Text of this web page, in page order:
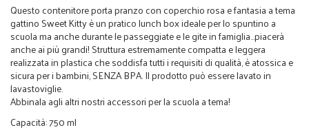
Questo contenitore porta pranzo con coperchio rosa e fantasia a tema
gattino Sweet Kitty è un pratico lunch box ideale per lo spuntino a
scuola ma anche durante le passeggiate e le gite in famiglia…piacerà
anche ai più grandi! Struttura estremamente compatta e leggera
realizzata in plastica che soddisfa tutti i requisiti di qualità, è atossica e
sicura per i bambini, SENZA BPA. Il prodotto può essere lavato in
lavastoviglie.
Abbinala agli altri nostri accessori per la scuola a tema!
Capacità: 750 ml